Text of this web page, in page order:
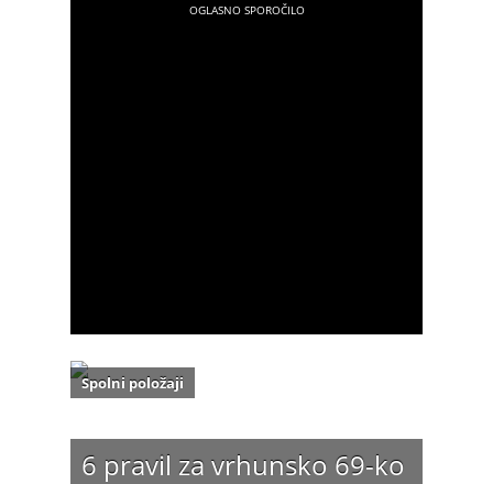
6 pravil za vrhunsko 69-ko
Spolni položaji